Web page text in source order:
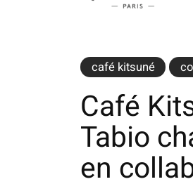
café kitsuné
Café
Tabio
en